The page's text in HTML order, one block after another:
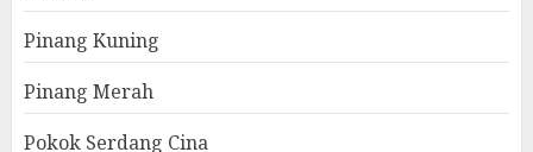
Pinang Kuning
Pinang Merah
Pokok Serdang Cina